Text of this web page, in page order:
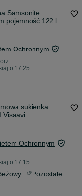
Samsonite
pojemność 122 l -
Ochronnym
o 17:25
sukienka
Visaavi
Ochronnym
o 17:15
Pozostałe